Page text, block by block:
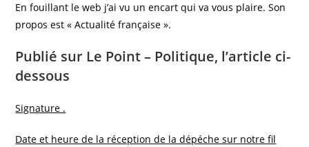
En fouillant le web j’ai vu un encart qui va vous plaire. Son
propos est « Actualité française ».
Publié sur Le Point – Politique, l’article ci-
dessous
Signature .
Date et heure de la réception de la dépéche sur notre fil